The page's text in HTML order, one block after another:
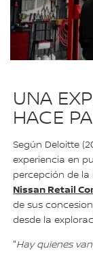
UNA
HACE
Según Deloitte
experiencia en
percepción de la
Nissan Retail
de sus
desde la
"Hay quienes